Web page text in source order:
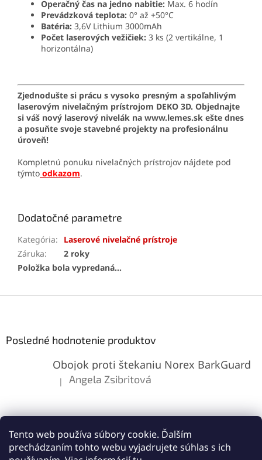
Tento web používa súbory cookie. Ďalším
prechádzaním tohto webu vyjadrujete súhlas s ich
Operačný čas na jedno nabitie: Max. 6 hodín
Prevádzková teplota: 0° až +50°C
Batéria: 3,6V Lithium 3000mAh
Počet laserových vežičiek: 3 ks (2 vertikálne, 1
horizontálna)
Zjednodušte si prácu s vysoko presným a spoľahlivým
laserovým nivelačným prístrojom DEKO 3D. Objednajte
si váš nový laserový nivelák na www.lemes.sk ešte dnes
a posuňte svoje stavebné projekty na profesionálnu
úroveň!
Kompletnú ponuku nivelačných prístrojov nájdete pod
týmto odkazom.
Dodatočné parametre
Kategória:
Laserové nivelačné prístroje
Záruka:
2 roky
Položka bola vypredaná…
Posledné hodnotenie produktov
Obojok proti štekaniu Norex BarkGuard
Hodnotenie produktu je 5 z 5 hviezdičiek.
| Angela Zsibritová